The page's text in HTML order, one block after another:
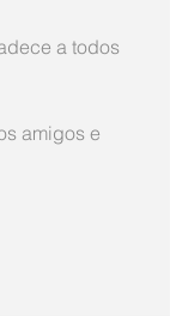
a todos
amigos e